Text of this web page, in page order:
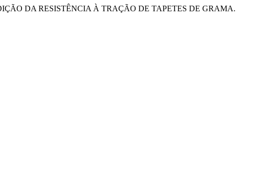
DA RESISTÊNCIA À TRAÇÃO DE TAPETES DE GRAMA.